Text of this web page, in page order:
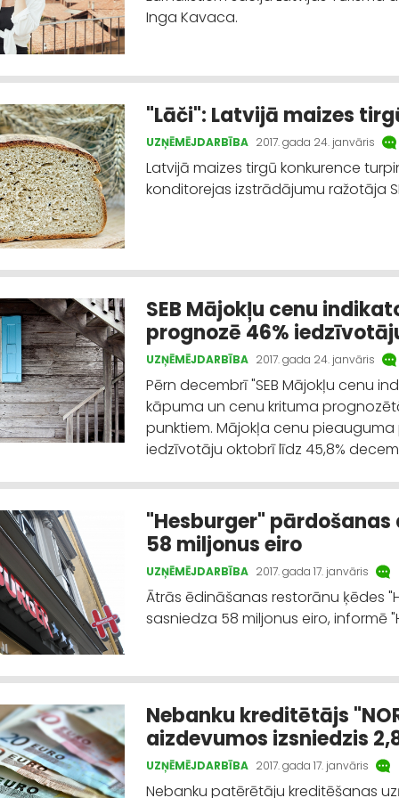
Inga Kavaca.
"Lāči": Latvijā maizes
UZŅĒMĒJDARBĪBA 2017. gada 24. janvāris
Latvijā maizes tirgū konkurence
konditorejas izstrādājumu ražotāja
SEB Mājokļu cenu
prognozē 46%
UZŅĒMĒJDARBĪBA 2017. gada 24. janvāris
Pērn decembrī "SEB Mājokļu cenu
kāpuma un cenu krituma
punktiem. Mājokļa cenu
iedzīvotāju oktobrī līdz 45,8%
"Hesburger"
58 miljonus eiro
UZŅĒMĒJDARBĪBA 2017. gada 17. janvāris
Ātrās ēdināšanas restorānu ķēdes
sasniedza 58 miljonus eiro, informē
Nebanku kreditētājs
aizdevumos izsniedzis
UZŅĒMĒJDARBĪBA 2017. gada 17. janvāris
Nebanku patērētāju kreditēšanas